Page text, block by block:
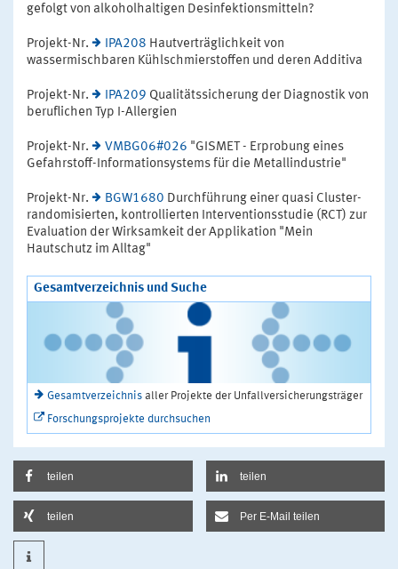
gefolgt von alkoholhaltigen Desinfektionsmitteln?
Projekt-Nr. IPA208 Hautverträglichkeit von
wassermischbaren Kühlschmierstoffen und deren Additiva
Projekt-Nr. IPA209 Qualitätssicherung der Diagnostik von
beruflichen Typ I-Allergien
Projekt-Nr. VMBG06#026 "GISMET - Erprobung eines
Gefahrstoff-Informationsystems für die Metallindustrie"
Projekt-Nr. BGW1680 Durchführung einer quasi Cluster-
randomisierten, kontrollierten Interventionsstudie (RCT) zur
Evaluation der Wirksamkeit der Applikation "Mein
Hautschutz im Alltag"
Gesamtverzeichnis und Suche
Gesamtverzeichnis aller Projekte der Unfallversicherungsträger
Forschungsprojekte durchsuchen
teilen teilen
teilen Per E-Mail teilen